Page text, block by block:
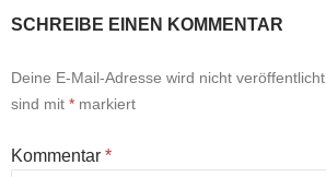
SCHREIBE EINEN KOMMENTAR
Deine E-Mail-Adresse wird nicht veröffentlicht.
sind mit * markiert
Kommentar *